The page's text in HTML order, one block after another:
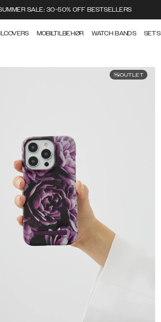
SALE: 30-50% OFF BESTSELLERS
MOBILTILBEHØR WATCH BANDS SETS
OUTLET